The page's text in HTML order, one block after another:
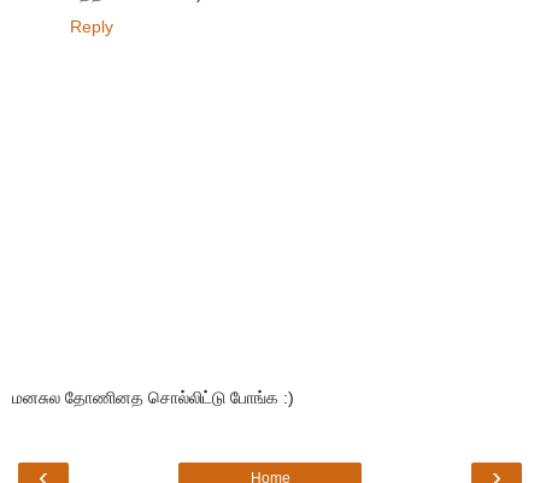
Reply
மனசுல தோணினத சொல்லிட்டு போங்க :)
‹ ›
Home